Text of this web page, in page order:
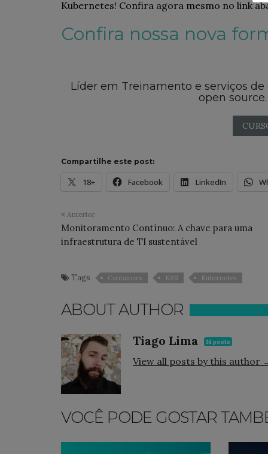
Kubernetes! Confira agora mesmo no link
Confira nossa nova
Líder em Treinamento e serviços
open
Compartilhe este post:
18+ Facebook LinkedIn
Anterior
Monitoramento Contínuo: A chave para uma
infraestrutura de TI sustentável
Tags Containers K8S Kubernetes
ABOUT AUTHOR
Tiago Lima 14 posts
View all posts by this author
VOCÊ PODE GOSTAR